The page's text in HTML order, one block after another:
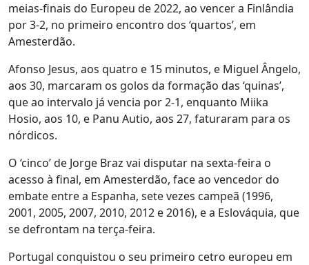
meias-finais do Europeu de 2022, ao vencer a Finlândia
por 3-2, no primeiro encontro dos ‘quartos’, em
Amesterdão.
Afonso Jesus, aos quatro e 15 minutos, e Miguel Ângelo,
aos 30, marcaram os golos da formação das ‘quinas’,
que ao intervalo já vencia por 2-1, enquanto Miika
Hosio, aos 10, e Panu Autio, aos 27, faturaram para os
nórdicos.
O ‘cinco’ de Jorge Braz vai disputar na sexta-feira o
acesso à final, em Amesterdão, face ao vencedor do
embate entre a Espanha, sete vezes campeã (1996,
2001, 2005, 2007, 2010, 2012 e 2016), e a Eslováquia, que
se defrontam na terça-feira.
Portugal conquistou o seu primeiro cetro europeu em